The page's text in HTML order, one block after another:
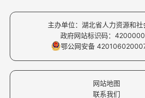
主办单位：湖北省人力资源和
政府网站标识码：
鄂公网安备
网站地图
联系我们